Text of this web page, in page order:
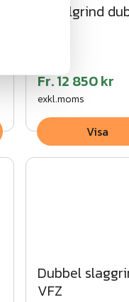
Panelgrind
Fr.12 850 kr
exkl.moms
Visa
Dubbel
VFZ